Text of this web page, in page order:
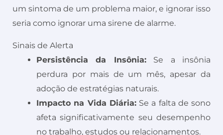
um sintoma de um problema maior, e ignorar isso
seria como ignorar uma sirene de alarme.
Sinais de Alerta
Persistência da Insônia:Se a insônia
perdura por mais de um mês, apesar da
adoção de estratégias naturais.
Impacto na Vida Diária:Se a falta de sono
afeta significativamente seu desempenho
no trabalho, estudos ou relacionamentos.